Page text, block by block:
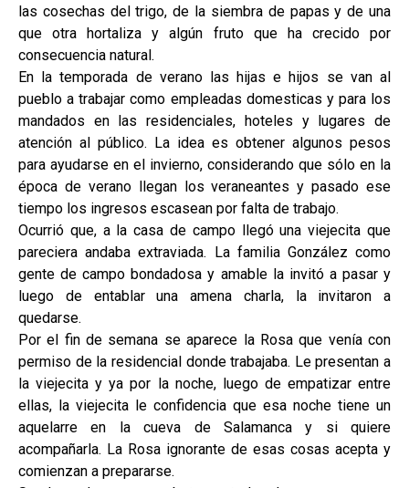
las cosechas del trigo, de la siembra de papas y de una
que otra hortaliza y algún fruto que ha crecido por
consecuencia natural.
En la temporada de verano las hijas e hijos se van al
pueblo a trabajar como empleadas domesticas y para los
mandados en las residenciales, hoteles y lugares de
atención al público. La idea es obtener algunos pesos
para ayudarse en el invierno, considerando que sólo en la
época de verano llegan los veraneantes y pasado ese
tiempo los ingresos escasean por falta de trabajo.
Ocurrió que, a la casa de campo llegó una viejecita que
pareciera andaba extraviada. La familia González como
gente de campo bondadosa y amable la invitó a pasar y
luego de entablar una amena charla, la invitaron a
quedarse.
Por el fin de semana se aparece la Rosa que venía con
permiso de la residencial donde trabajaba. Le presentan a
la viejecita y ya por la noche, luego de empatizar entre
ellas, la viejecita le confidencia que esa noche tiene un
aquelarre en la cueva de Salamanca y si quiere
acompañarla. La Rosa ignorante de esas cosas acepta y
comienzan a prepararse.